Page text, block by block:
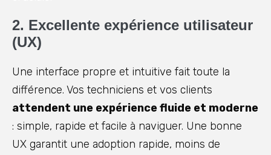
2. Excellente expérience utilisateur
(UX)
Une interface propre et intuitive fait toute la
différence. Vos techniciens et vos clients
attendent une expérience fluide et moderne
: simple, rapide et facile à naviguer. Une bonne
UX garantit une adoption rapide, moins de